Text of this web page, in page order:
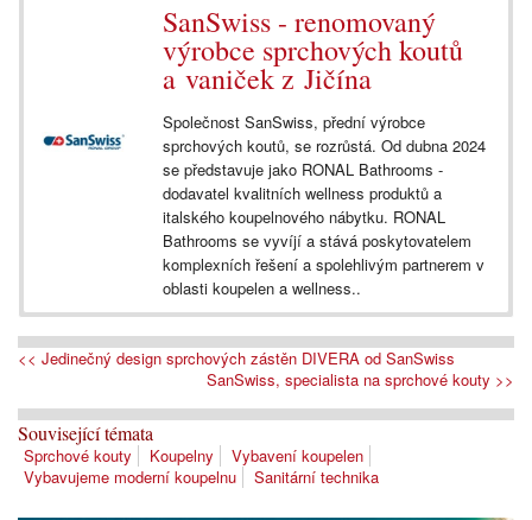
SanSwiss - renomovaný
výrobce sprchových koutů
a vaniček z Jičína
Společnost SanSwiss, přední výrobce
sprchových koutů, se rozrůstá. Od dubna 2024
se představuje jako RONAL Bathrooms -
dodavatel kvalitních wellness produktů a
italského koupelnového nábytku. RONAL
Bathrooms se vyvíjí a stává poskytovatelem
komplexních řešení a spolehlivým partnerem v
oblasti koupelen a wellness..
<< Jedinečný design sprchových zástěn DIVERA od SanSwiss
SanSwiss, specialista na sprchové kouty >>
Související témata
Sprchové kouty Koupelny
Vybavení koupelen
Vybavujeme moderní koupelnu
Sanitární technika